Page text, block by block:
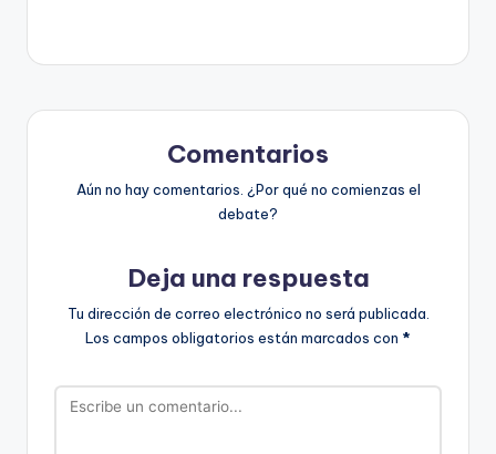
Comentarios
Aún no hay comentarios. ¿Por qué no comienzas el
debate?
Deja una respuesta
Tu dirección de correo electrónico no será publicada.
Los campos obligatorios están marcados con *